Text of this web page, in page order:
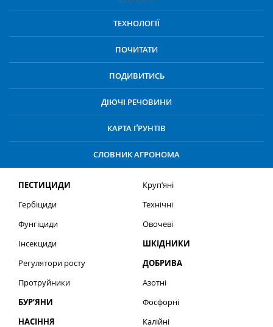
ТЕХНОЛОГІЇ
ПОЧИТАТИ
ПОДИВИТИСЬ
ДІЮЧІ РЕЧОВИНИ
КАРТА ҐРУНТІВ
СЛОВНИК АГРОНОМА
ПЕСТИЦИДИ
Гербіциди
Фунгіциди
Інсекциди
Регулятори росту
Протруйники
БУР’ЯНИ
НАСІННЯ
Круп’яні
Технічні
Овочеві
ШКІДНИКИ
ДОБРИВА
Азотні
Фосфорні
Калійні